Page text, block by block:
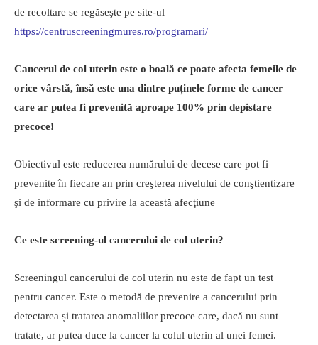
de recoltare se regăseşte pe site-ul
https://centruscreeningmures.ro/programari/
Cancerul de col uterin este o boală ce poate afecta femeile de
orice vârstă, însă este una dintre puținele forme de cancer
care ar putea fi prevenită aproape 100% prin depistare
precoce!
Obiectivul este reducerea numărului de decese care pot fi
prevenite în fiecare an prin creşterea nivelului de conştientizare
şi de informare cu privire la această afecţiune
Ce este screening-ul cancerului de col uterin?
Screeningul cancerului de col uterin nu este de fapt un test
pentru cancer. Este o metodă de prevenire a cancerului prin
detectarea și tratarea anomaliilor precoce care, dacă nu sunt
tratate, ar putea duce la cancer la colul uterin al unei femei.